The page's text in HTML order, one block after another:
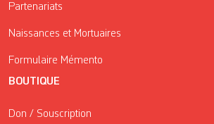
Partenariats
Naissances et Mortuaires
Formulaire Mémento
BOUTIQUE
Don / Souscription